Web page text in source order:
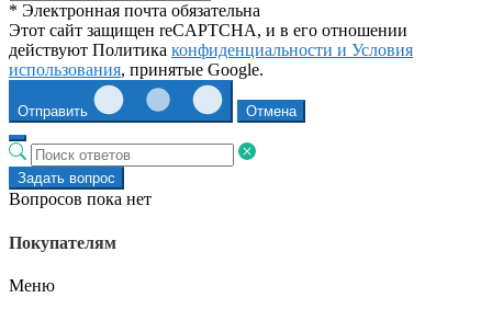
* Электронная почта обязательна
Этот сайт защищен reCAPTCHA, и в его отношении
действуют Политика конфиденциальности и Условия
использования, принятые Google.
Отправить Отмена
Задать вопрос
Вопросов пока нет
Покупателям
Меню